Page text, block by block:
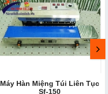
Máy Hàn Miệng Túi Liên Tục
Sf-150